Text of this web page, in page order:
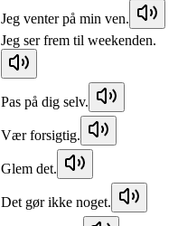
Jeg venter på min ven.
Jeg ser frem til weekenden.
Pas på dig selv.
Vær forsigtig.
Glem det.
Det gør ikke noget.